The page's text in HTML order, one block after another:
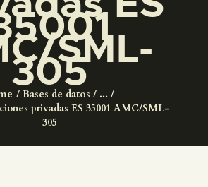
SML-
305
Bases de datos
...
privadas ES 35001 AMC/SML-
305